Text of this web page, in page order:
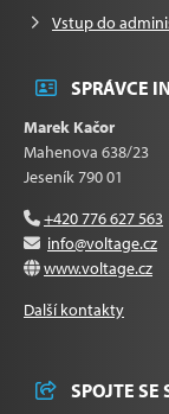
Vstup do
SPRÁVCE
Marek Kačor
Mahenova 638/23
Jeseník 790 01
+420 776 627 563
info@voltage.cz
www.voltage.cz
Další kontakty
SPOJTE SE